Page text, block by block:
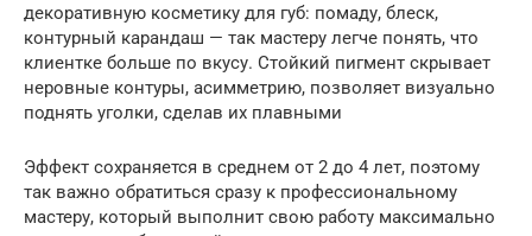
декоративную косметику для губ: помаду, блеск,
контурный карандаш — так мастеру легче понять, что
клиентке больше по вкусу. Стойкий пигмент скрывает
неровные контуры, асимметрию, позволяет визуально
поднять уголки, сделав их плавными
Эффект сохраняется в среднем от 2 до 4 лет, поэтому
так важно обратиться сразу к профессиональному
мастеру, который выполнит свою работу максимально